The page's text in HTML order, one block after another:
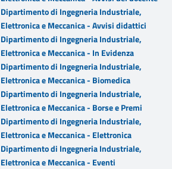
Dipartimento di Ingegneria Industriale,
Elettronica e Meccanica - Avvisi didattici
Dipartimento di Ingegneria Industriale,
Elettronica e Meccanica - In Evidenza
Dipartimento di Ingegneria Industriale,
Elettronica e Meccanica - Biomedica
Dipartimento di Ingegneria Industriale,
Elettronica e Meccanica - Borse e Premi
Dipartimento di Ingegneria Industriale,
Elettronica e Meccanica - Elettronica
Dipartimento di Ingegneria Industriale,
Elettronica e Meccanica - Eventi